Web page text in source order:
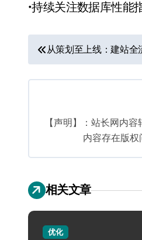
•持续关注数据库性能
文
章
从策划至上线：建站
【声明】：站长网内
内容存在版
相关文章
优化